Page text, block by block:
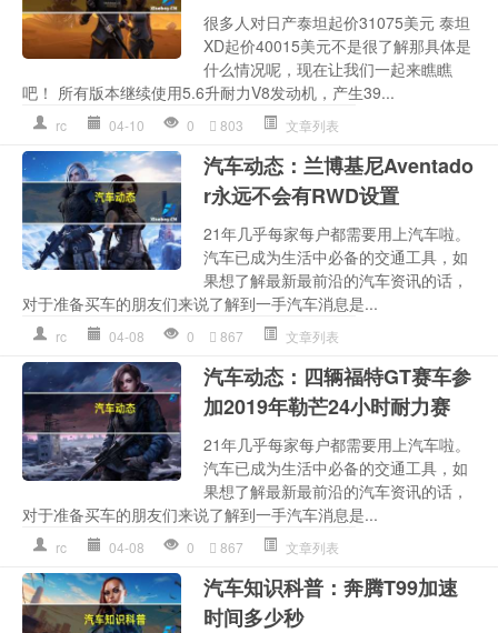
很多人对日产泰坦起价31075美元 泰坦
XD起价40015美元不是很了解那具体是
什么情况呢，现在让我们一起来瞧瞧
吧！ 所有版本继续使用5.6升耐力V8发动机，产生39...
rc 04-10 0 803 文章列表
汽车动态：兰博基尼Aventado
r永远不会有RWD设置
21年几乎每家每户都需要用上汽车啦。
汽车已成为生活中必备的交通工具，如
果想了解最新最前沿的汽车资讯的话，
对于准备买车的朋友们来说了解到一手汽车消息是...
rc 04-08 0 867 文章列表
汽车动态：四辆福特GT赛车参
加2019年勒芒24小时耐力赛
21年几乎每家每户都需要用上汽车啦。
汽车已成为生活中必备的交通工具，如
果想了解最新最前沿的汽车资讯的话，
对于准备买车的朋友们来说了解到一手汽车消息是...
rc 04-08 0 867 文章列表
汽车知识科普：奔腾T99加速
时间多少秒